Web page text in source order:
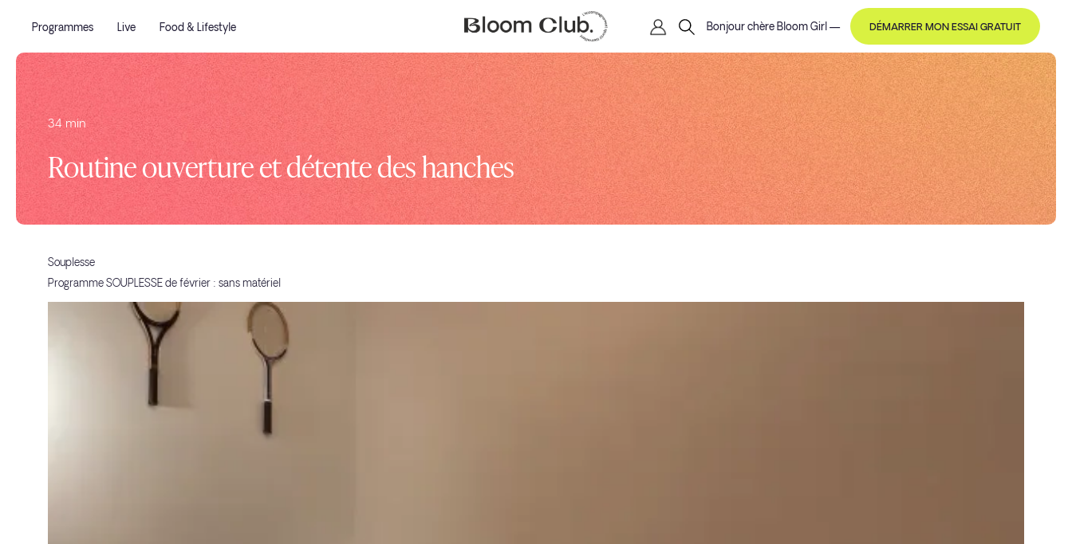
Programmes Live Food & Lifestyle Bonjourchère Bloom Girl— DÉMARRER MON ESSAI GRATUIT
34 min
Routine ouverture et détente des hanches
Souplesse
Programme SOUPLESSE de février : sans matériel